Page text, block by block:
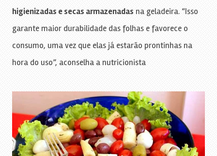
higienizadas e secas armazenadas na geladeira. “Isso
garante maior durabilidade das folhas e favorece o
consumo, uma vez que elas já estarão prontinhas na
hora do uso”, aconselha a nutricionista